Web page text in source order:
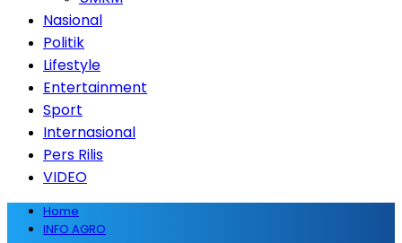
Nasional
Politik
Lifestyle
Entertainment
Sport
Internasional
Pers Rilis
VIDEO
Home
INFO AGRO